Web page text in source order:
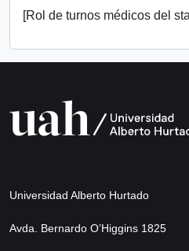
[Rol de turnos médicos del
Universidad Alberto Hurtado
Avda. Bernardo O’Higgins 1825